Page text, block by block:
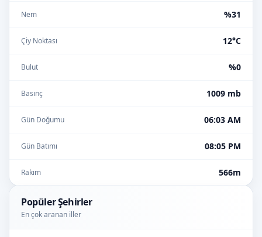
Nem %31
Çiy Noktası 12°C
Bulut %0
Basınç 1009 mb
Gün Doğumu 06:03 AM
Gün Batımı 08:05 PM
Rakım 566m
Popüler Şehirler
En çok aranan iller